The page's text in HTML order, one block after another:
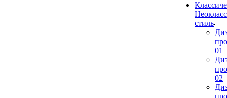
стиль
01
02